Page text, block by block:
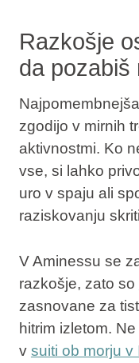
Razkošje
da pozabiš
zgodijo v mirnih
aktivnostmi. Ko
vse, si lahko
uro v spaju ali
raziskovanju
V Aminessu se
razkošje, zato so
zasnovane za
hitrim izletom.
v suiti ob morju v